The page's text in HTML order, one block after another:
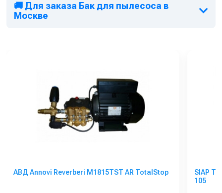
🚚 Для заказа Бак для пылесоса в
Москве
АВД Annovi Reverberi M1815TST AR TotalStop
SIAP
105